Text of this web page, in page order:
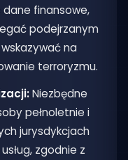
dane finansowe,
podejrzanym
na
terroryzmu.
Niezbędne
pełnoletnie i
jurysdykcjach
zgodnie z